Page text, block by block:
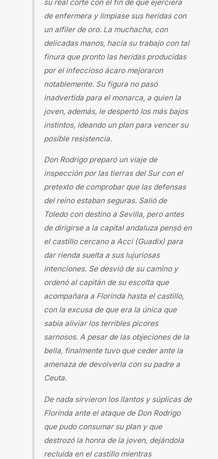
su real corte con el fin de que ejerciera
de enfermera y limpiase sus heridas con
un alfiler de oro. La muchacha, con
delicadas manos, hacía su trabajo con tal
finura que pronto las heridas producidas
por el infeccioso ácaro mejoraron
notablemente. Su figura no pasó
inadvertida para el monarca, a quien la
joven, además, le despertó los más bajos
instintos, ideando un plan para vencer su
posible resistencia.
Don Rodrigo preparó un viaje de
inspección por las tierras del Sur con el
pretexto de comprobar que las defensas
del reino estaban seguras. Salió de
Toledo con destino a Sevilla, pero antes
de dirigirse a la capital andaluza pensó en
el castillo cercano a Acci (Guadix) para
dar rienda suelta a sus lujuriosas
intenciones. Se desvió de su camino y
ordenó al capitán de su escolta que
acompañara a Florinda hasta el castillo,
con la excusa de que era la única que
sabía aliviar los terribles picores
sarnosos. A pesar de las objeciones de la
bella, finalmente tuvo que ceder ante la
amenaza de devolverla con su padre a
Ceuta.
De nada sirvieron los llantos y súplicas de
Florinda ante el ataque de Don Rodrigo
que pudo consumar su plan y que
destrozó la honra de la joven, dejándola
recluida en el castillo mientras